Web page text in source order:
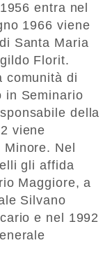
entra nel
1966 viene
Santa Maria
Florit.
comunità di
in Seminario
della
viene
Nel
gli affida
Maggiore, a
Silvano
e nel 1992